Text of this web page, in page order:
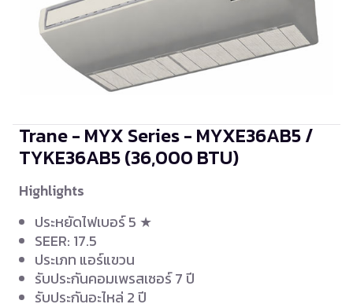
Trane - MYX Series - MYXE36AB5 /
TYKE36AB5(36,000 BTU)
Highlights
ประหยัดไฟเบอร์ 5 ★
SEER: 17.5
ประเภท แอร์แขวน
รับประกันคอมเพรสเซอร์ 7 ปี
รับประกันอะไหล่ 2 ปี